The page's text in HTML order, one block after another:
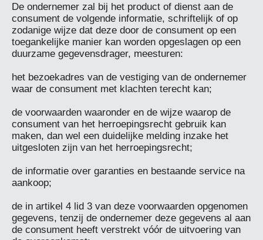
De ondernemer zal bij het product of dienst aan de
consument de volgende informatie, schriftelijk of op
zodanige wijze dat deze door de consument op een
toegankelijke manier kan worden opgeslagen op een
duurzame gegevensdrager, meesturen:
het bezoekadres van de vestiging van de ondernemer
waar de consument met klachten terecht kan;
de voorwaarden waaronder en de wijze waarop de
consument van het herroepingsrecht gebruik kan
maken, dan wel een duidelijke melding inzake het
uitgesloten zijn van het herroepingsrecht;
de informatie over garanties en bestaande service na
aankoop;
de in artikel 4 lid 3 van deze voorwaarden opgenomen
gegevens, tenzij de ondernemer deze gegevens al aan
de consument heeft verstrekt vóór de uitvoering van